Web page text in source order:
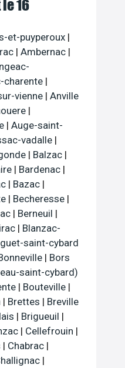
16
et-puyperoux |
| Ambernac |
charente |
vienne | Anville
|
| Auge-saint-
vadalle |
| Balzac |
| Bardenac |
| Bazac |
| Becheresse |
| Berneuil |
| Blanzac-
saint-cybard
| Bors
saint-cybard)
| Bouteville |
| Brettes | Breville
| Brigueuil |
| Cellefrouin |
| Chabrac |
|